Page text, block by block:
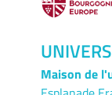
Maison de